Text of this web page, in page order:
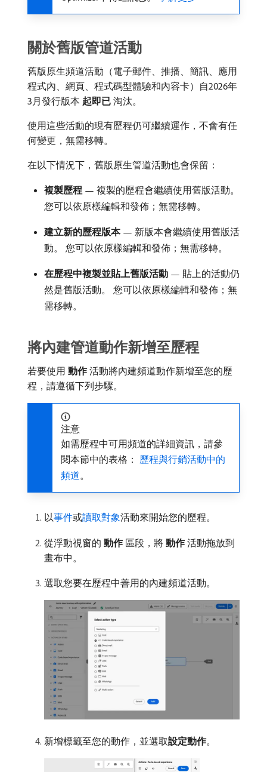
關於舊版管道活動
舊版原生頻道活動（電子郵件、推播、簡訊、應用
程式內、網頁、程式碼型體驗和內容卡）自2026年
3月發行版本​ 起即已 ​淘汰。
使用這些活動的現有歷程仍可繼續運作，不會有任
何變更，無需移轉。
在以下情況下，舊版原生管道活動也會保留：
複製歷程 — 複製的歷程會繼續使用舊版活動。
您可以依原樣編輯和發佈；無需移轉。
建立新的歷程版本— 新版本會繼續使用舊版活
動。 您可以依原樣編輯和發佈；無需移轉。
在歷程中複製並貼上舊版活動 — 貼上的活動仍
然是舊版活動。 您可以依原樣編輯和發佈；無
需移轉。
將內建管道動作新增至歷程
若要使用​ 動作​活動將內建頻道動作新增至您的歷
程，請遵循下列步驟。
注意
如需歷程中可用頻道的詳細資訊，請參
閱本節中的表格： 歷程與行銷活動中的
頻道。
以事件或讀取對象活動來開始您的歷程。
從浮動視窗的​ 動作​區段，將​ 動作​活動拖放到
畫布中。
選取您要在歷程中善用的內建頻道活動。
新增標籤至您的動作，並選取​設定動作。